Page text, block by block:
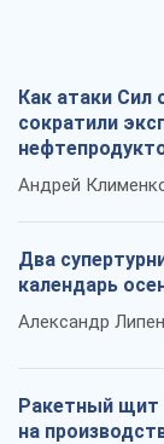
Как атаки Сил
сократили
Андрей
Два
календарь
Александр
Ракетный щит
на